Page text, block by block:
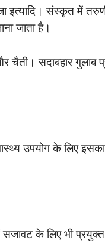
इत्यादि। संस्कृत में
जाता है।
चैती। सदाबहार
उपयोग के लिए इसका
सजावट के लिए भी